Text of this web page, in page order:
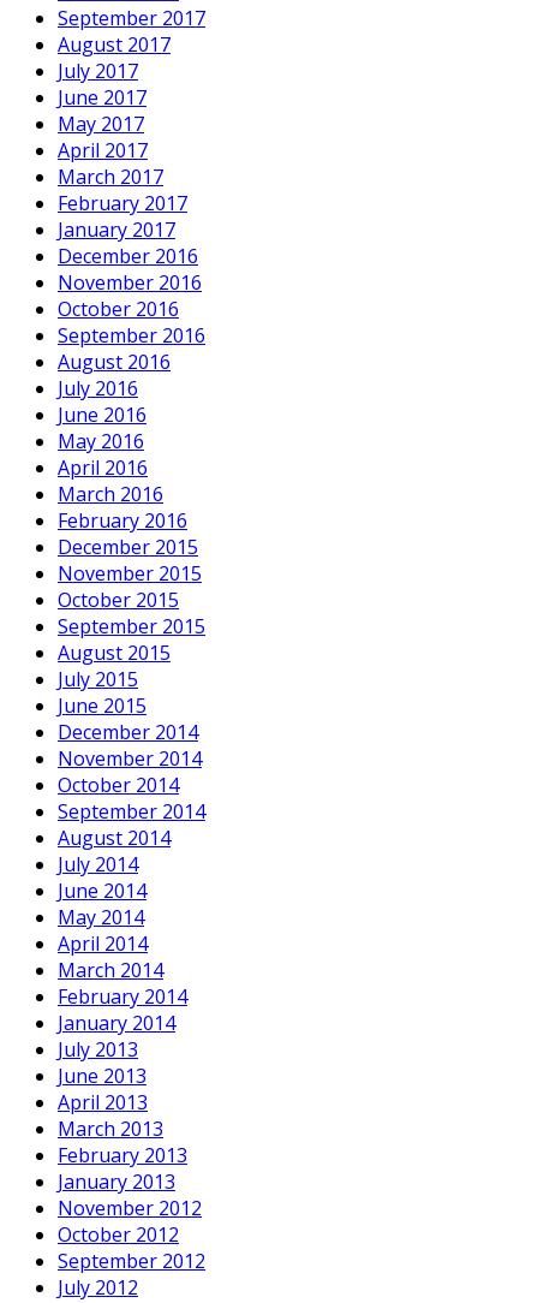
September 2017
August 2017
July 2017
June 2017
May 2017
April 2017
March 2017
February 2017
January 2017
December 2016
November 2016
October 2016
September 2016
August 2016
July 2016
June 2016
May 2016
April 2016
March 2016
February 2016
December 2015
November 2015
October 2015
September 2015
August 2015
July 2015
June 2015
December 2014
November 2014
October 2014
September 2014
August 2014
July 2014
June 2014
May 2014
April 2014
March 2014
February 2014
January 2014
July 2013
June 2013
April 2013
March 2013
February 2013
January 2013
November 2012
October 2012
September 2012
July 2012